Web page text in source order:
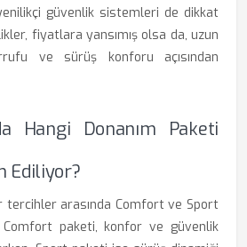
güvenlik sistemleri de dikkat
fiyatlara yansımış olsa da, uzun
ve sürüş konforu açısından
Hangi Donanım Paketi
Ediliyor?
tercihler arasında Comfort ve Sport
paketi, konfor ve güvenlik